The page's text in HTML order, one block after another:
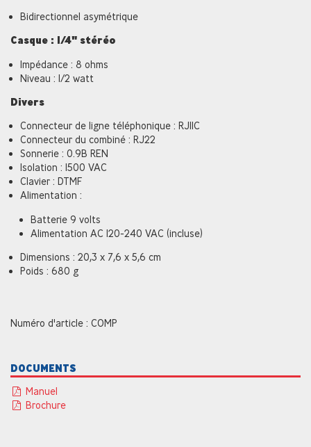
Bidirectionnel asymétrique
Casque : 1/4" stéréo
Impédance : 8 ohms
Niveau : 1/2 watt
Divers
Connecteur de ligne téléphonique : RJ11C
Connecteur du combiné : RJ22
Sonnerie : 0.9B REN
Isolation : 1500 VAC
Clavier : DTMF
Alimentation :
Batterie 9 volts
Alimentation AC 120-240 VAC (incluse)
Dimensions : 20,3 x 7,6 x 5,6 cm
Poids : 680 g
Numéro d'article : COMP
DOCUMENTS
Manuel
Brochure